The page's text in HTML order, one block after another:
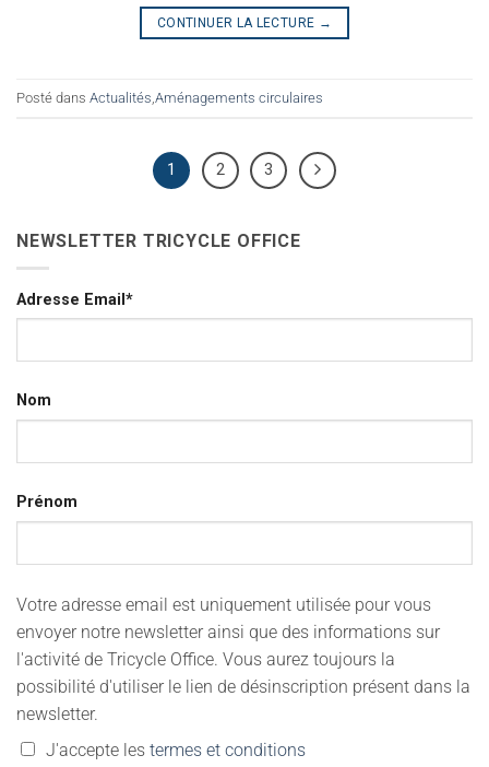
CONTINUER LA LECTURE →
Posté dans Actualités Aménagements circulaires
1 2 3
NEWSLETTER TRICYCLE OFFICE
Adresse Email*
Nom
Prénom
Votre adresse email est uniquement utilisée pour vous
envoyer notre newsletter ainsi que des informations sur
l'activité de Tricycle Office. Vous aurez toujours la
possibilité d'utiliser le lien de désinscription présent dans la
newsletter.
J'accepte les termes et conditions